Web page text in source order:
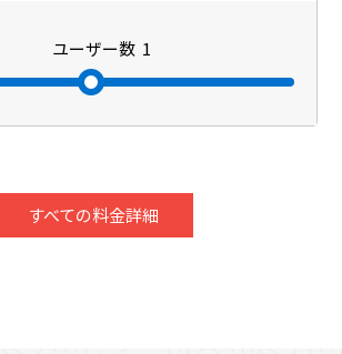
ユーザー数
すべての料金詳細